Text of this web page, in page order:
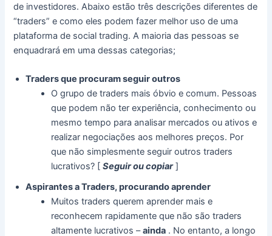
de investidores.Abaixo estão três descrições diferentes de
“traders” e como eles podem fazer melhor uso de uma
plataforma de social trading.A maioria das pessoas se
enquadrará em uma dessas categorias;
Traders que procuram seguir outros
O grupo de traders mais óbvio e comum. Pessoas
que podem não ter experiência, conhecimento ou
mesmo tempo para analisar mercados ou ativos e
realizar negociações aos melhores preços. Por
que não simplesmente seguir outros traders
lucrativos? [Seguir ou copiar]
Aspirantes a Traders, procurando aprender
Muitos traders querem aprender mais e
reconhecem rapidamente que não são traders
altamente lucrativos –ainda . No entanto, a longo